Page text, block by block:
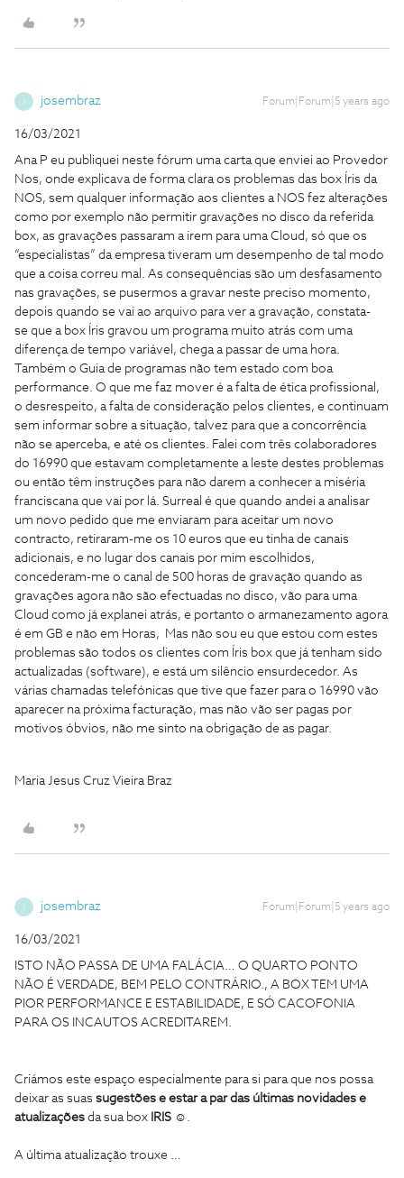
josembraz Forum|Forum|5 years ago
16/03/2021
Ana P eu publiquei neste fórum uma carta que enviei ao Provedor
Nos, onde explicava de forma clara os problemas das box Íris da
NOS, sem qualquer informação aos clientes a NOS fez alterações
como por exemplo não permitir gravações no disco da referida
box, as gravações passaram a irem para uma Cloud, só que os
“especialistas” da empresa tiveram um desempenho de tal modo
que a coisa correu mal. As consequências são um desfasamento
nas gravações, se pusermos a gravar neste preciso momento,
depois quando se vai ao arquivo para ver a gravação, constata-
se que a box Íris gravou um programa muito atrás com uma
diferença de tempo variável, chega a passar de uma hora.
Também o Guia de programas não tem estado com boa
performance. O que me faz mover é a falta de ética profissional,
o desrespeito, a falta de consideração pelos clientes, e continuam
sem informar sobre a situação, talvez para que a concorrência
não se aperceba, e até os clientes. Falei com três colaboradores
do 16990 que estavam completamente a leste destes problemas
ou então têm instruções para não darem a conhecer a miséria
franciscana que vai por lá. Surreal é que quando andei a analisar
um novo pedido que me enviaram para aceitar um novo
contracto, retiraram-me os 10 euros que eu tinha de canais
adicionais, e no lugar dos canais por mim escolhidos,
concederam-me o canal de 500 horas de gravação quando as
gravações agora não são efectuadas no disco, vão para uma
Cloud como já explanei atrás, e portanto o armanezamento agora
é em GB e não em Horas, Mas não sou eu que estou com estes
problemas são todos os clientes com Íris box que já tenham sido
actualizadas (software), e está um silêncio ensurdecedor. As
várias chamadas telefónicas que tive que fazer para o 16990 vão
aparecer na próxima facturação, mas não vão ser pagas por
motivos óbvios, não me sinto na obrigação de as pagar.
Maria Jesus Cruz Vieira Braz
josembraz Forum|Forum|5 years ago
16/03/2021
ISTO NÃO PASSA DE UMA FALÁCIA… O QUARTO PONTO
NÃO É VERDADE, BEM PELO CONTRÁRIO., A BOX TEM UMA
PIOR PERFORMANCE E ESTABILIDADE, E SÓ CACOFONIA
PARA OS INCAUTOS ACREDITAREM.
Criámos este espaço especialmente para si para que nos possa
deixar as suas sugestões e estar a par das últimas novidades e
atualizações da sua box IRIS ☺️.
A última atualização trouxe …